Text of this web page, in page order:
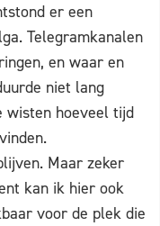
er een
Telegramkanalen
en waar en
niet lang
wisten hoeveel tijd
Maar zeker
kan ik hier ook
voor de plek die